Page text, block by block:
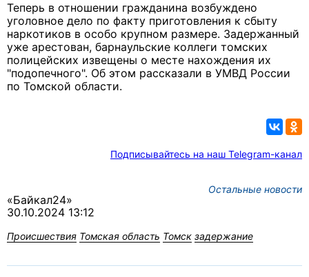
Теперь в отношении гражданина возбуждено
уголовное дело по факту приготовления к сбыту
наркотиков в особо крупном размере. Задержанный
уже арестован, барнаульские коллеги томских
полицейских извещены о месте нахождения их
"подопечного". Об этом рассказали в УМВД России
по Томской области.
Подписывайтесь на наш Telegram-канал
Остальные новости
«Байкал24»
30.10.2024 13:12
Происшествия Томская область Томск задержание